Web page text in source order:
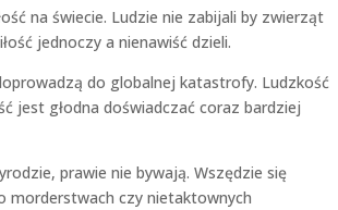
na świecie. Ludzie nie zabijali by zwierząt
jednoczy a nienawiść dzieli.
do globalnej katastrofy. Ludzkość
jest głodna doświadczać coraz bardziej
prawie nie bywają. Wszędzie się
morderstwach czy nietaktownych